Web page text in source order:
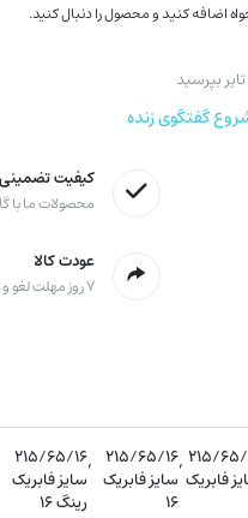
اضافه کنید و محصول را دنبال کنید.
بپرسید
گفتگوی زنده
کیفیت تضمینی
محصولات ما با
عودت کالا
۷ روز مهلت لغو و دریافت وجه پرداختی
۶۵/۱۶
فابریک
,۲۱۵/۶۵/۱۶
سایز فابریک
۱۶
,۲۱۵/۶۵/۱۶
سایز فابریک
رینگ ۱۶